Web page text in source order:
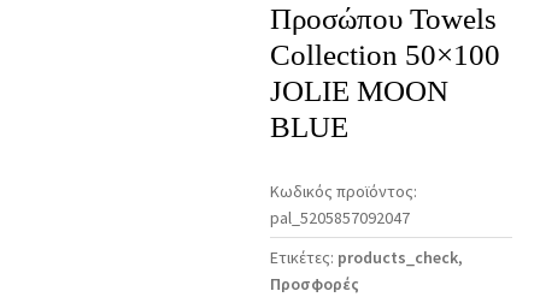
Προσώπου Towels
Collection 50×100
JOLIE MOON
BLUE
Κωδικός προϊόντος:
pal_5205857092047
Ετικέτες: products_check,
Προσφορές